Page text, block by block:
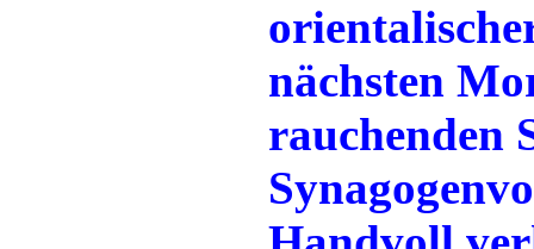
nächsten
rauchenden